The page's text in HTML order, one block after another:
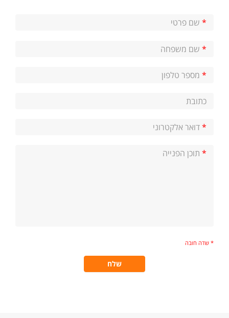
* שם פרטי
* שם משפחה
* מספר טלפון
כתובת
*דואר אלקטרוני
* תוכן הפנייה
* שדה חובה
שלח